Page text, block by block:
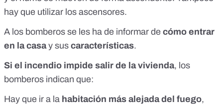
hay que utilizar los ascensores.
A los bomberos se les ha de informar de cómo entrar
en la casay sus características.
Si el incendio impide salir de la vivienda, los
bomberos indican que:
Hay que ir a la habitación más alejada del fuego,